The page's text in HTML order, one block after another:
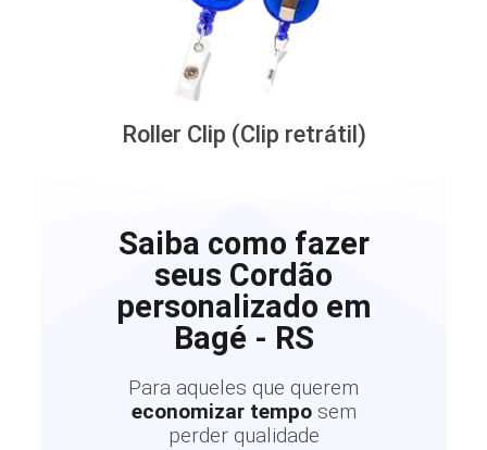
Roller Clip (Clip retrátil)
Saiba como fazer
seus Cordão
personalizado em
Bagé - RS
Para aqueles que querem
economizar tempo sem
perder qualidade